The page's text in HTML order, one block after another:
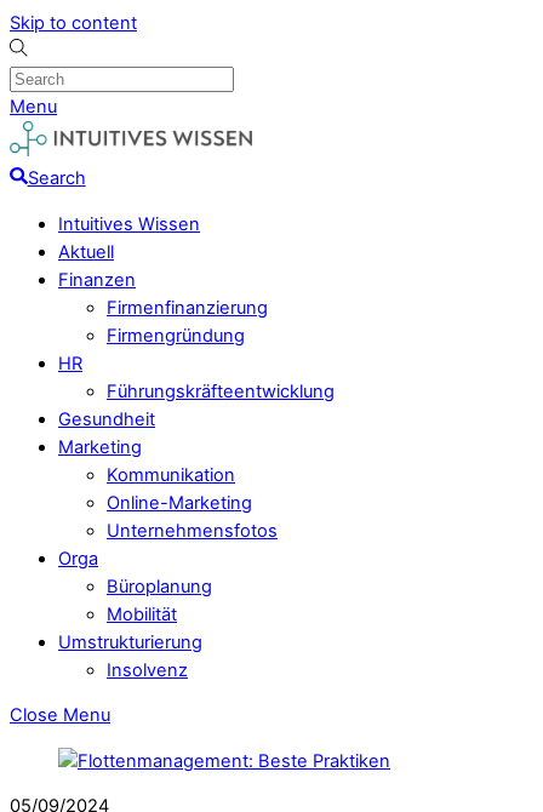
Skip to content
Menu
Search
Intuitives Wissen
Aktuell
Finanzen
Firmenfinanzierung
Firmengründung
HR
Führungskräfteentwicklung
Gesundheit
Marketing
Kommunikation
Online-Marketing
Unternehmensfotos
Orga
Büroplanung
Mobilität
Umstrukturierung
Insolvenz
Close Menu
05/09/2024